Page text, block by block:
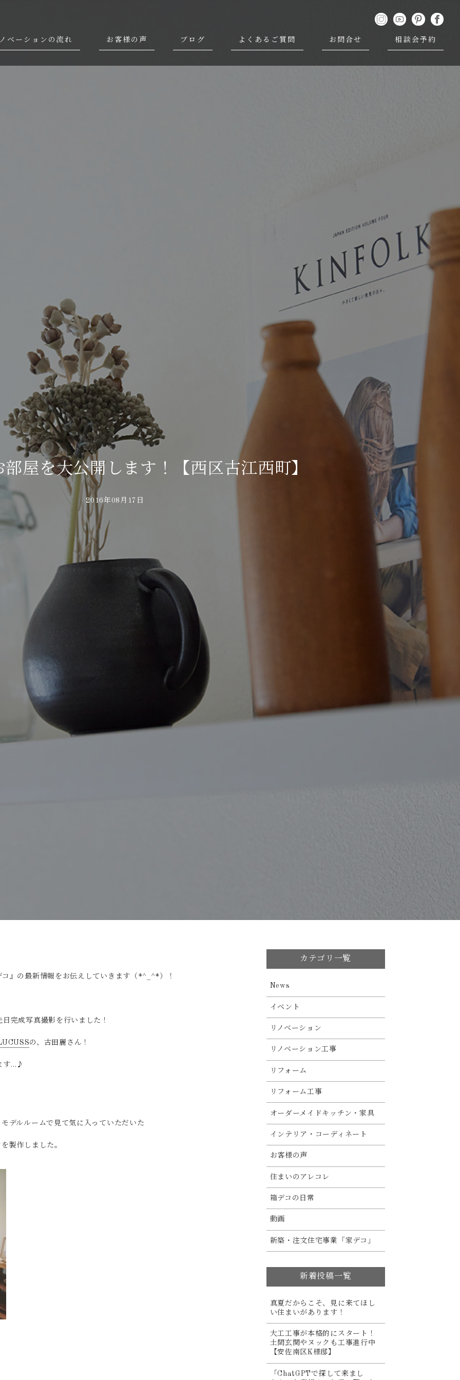
ベーションの流れ お客様の声 ブログ よくあるご質問 お問合せ 相談会予約
屋を大公開します！【西区古江西町】
2016年08月17日
』の最新情報をお伝えしていきます（*^_^*）！
完成写真撮影を行いました！
の、古田麗さん！
す…♪
デルルームで見て気に入っていただいた
製作しました。
カテゴリ一覧
News
イベント
リノベーション
リノベーション工事
リフォーム
リフォーム工事
オーダーメイドキッチン・家具
インテリア・コーディネート
お客様の声
住まいのアレコレ
箱デコの日常
動画
新築・注文住宅事業「家デコ」
新着投稿一覧
真夏だからこそ、見に来てほし
い住まいがあります！
大工工事が本格的にスタート！
土間玄関やヌックも工事進行中
【安佐南区K様邸】
「ChatGPTで探して来まし